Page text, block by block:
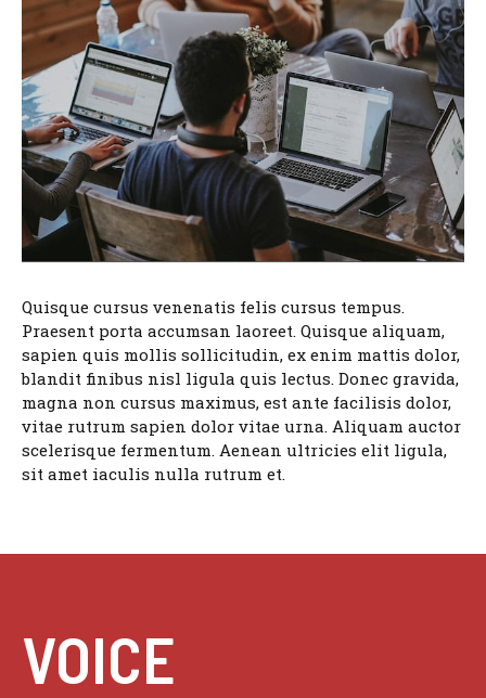
Quisque cursus venenatis felis cursus tempus.
Praesent porta accumsan laoreet. Quisque aliquam,
sapien quis mollis sollicitudin, ex enim mattis dolor,
blandit finibus nisl ligula quis lectus. Donec gravida,
magna non cursus maximus, est ante facilisis dolor,
vitae rutrum sapien dolor vitae urna. Aliquam auctor
scelerisque fermentum. Aenean ultricies elit ligula,
sit amet iaculis nulla rutrum et.
VOICE